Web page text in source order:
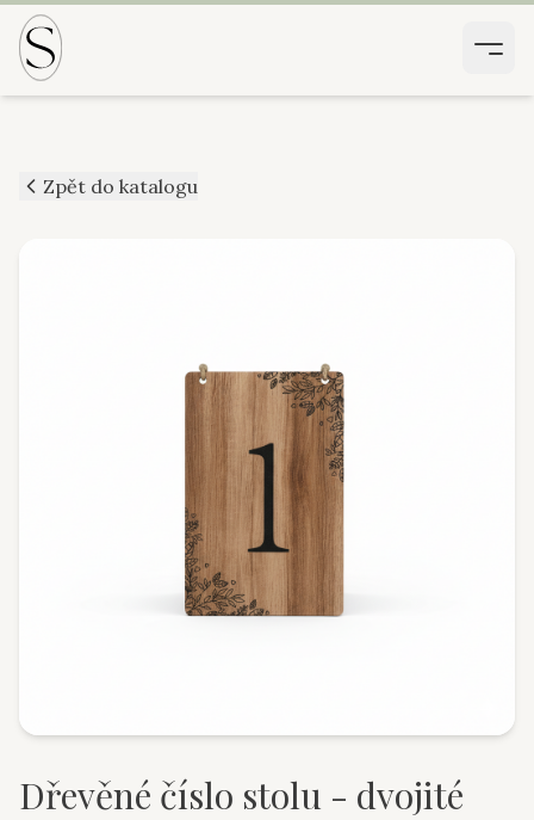
Zpět do katalogu
Dřevěné číslo stolu - dvojité